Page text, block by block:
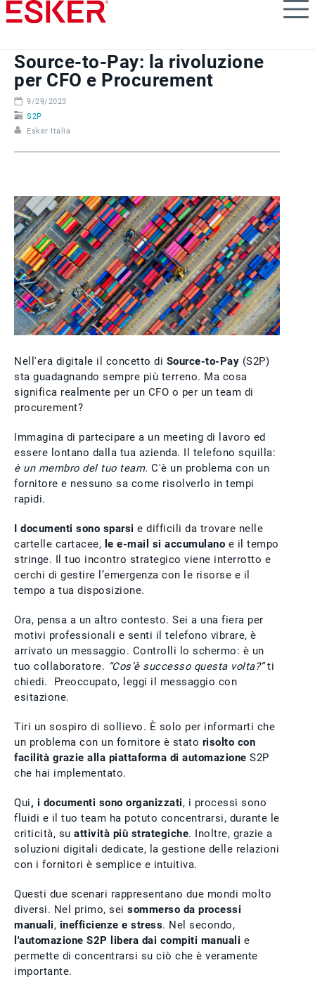
Skip
to
content
Source-to-Pay: la rivoluzione
per CFO e Procurement
9/29/2023
S2P
Esker Italia
Nell'era digitale il concetto di Source-to-Pay (S2P)
sta guadagnando sempre più terreno. Ma cosa
significa realmente per un CFO o per un team di
procurement?
Immagina di partecipare a un meeting di lavoro ed
essere lontano dalla tua azienda. Il telefono squilla:
è un membro del tuo team. C'è un problema con un
fornitore e nessuno sa come risolverlo in tempi
rapidi.
I documenti sono sparsi e difficili da trovare nelle
cartelle cartacee, le e-mail si accumulano e il tempo
stringe. Il tuo incontro strategico viene interrotto e
cerchi di gestire l’emergenza con le risorse e il
tempo a tua disposizione.
Ora, pensa a un altro contesto. Sei a una fiera per
motivi professionali e senti il telefono vibrare, è
arrivato un messaggio. Controlli lo schermo: è un
tuo collaboratore. “Cos’è successo questa volta?”ti
chiedi. Preoccupato, leggi il messaggio con
esitazione.
Tiri un sospiro di sollievo. È solo per informarti che
un problema con un fornitore è stato risolto con
facilità grazie alla piattaforma di automazione S2P
che hai implementato.
Qui, i documenti sono organizzati, i processi sono
fluidi e il tuo team ha potuto concentrarsi, durante le
criticità, su attività più strategiche. Inoltre, grazie a
soluzioni digitali dedicate, la gestione delle relazioni
con i fornitori è semplice e intuitiva.
Questi due scenari rappresentano due mondi molto
diversi. Nel primo, sei sommerso da processi
manuali, inefficienze e stress. Nel secondo,
l'automazione S2P libera dai compiti manuali e
permette di concentrarsi su ciò che è veramente
importante.